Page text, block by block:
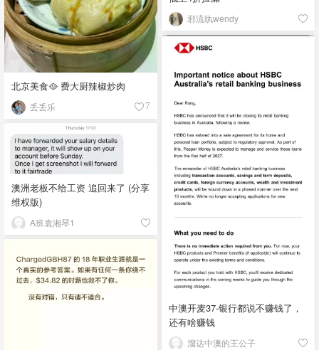
邪流纨wendy
北京美食🥘 费大厨辣椒炒肉
丢丢乐 7
中澳开麦37-银行都说不赚钱了，
还有啥赚钱
溜达中澳的王公子
澳洲老板不给工资 追回来了 (分享
维权版)
A班袁湘琴1